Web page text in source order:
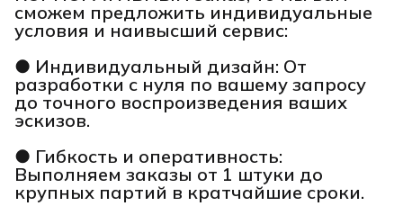
сможем предложить индивидуальные
условия и наивысший сервис:
● Индивидуальный дизайн: От
разработки с нуля по вашему запросу
до точного воспроизведения ваших
эскизов.
● Гибкость и оперативность:
Выполняем заказы от 1 штуки до
крупных партий в кратчайшие сроки.